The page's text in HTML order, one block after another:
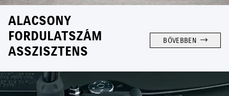
ALACSONY
FORDULATSZÁM
ASSZISZTENS
BŐVEBBEN